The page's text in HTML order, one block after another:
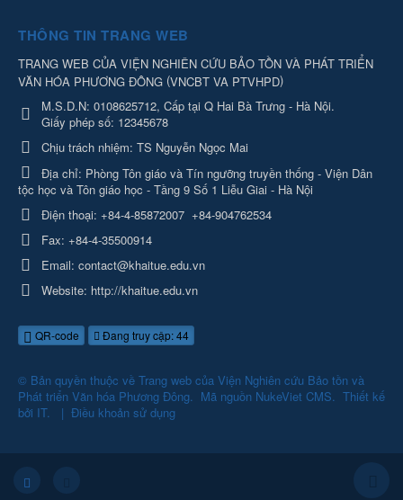
THÔNG TIN TRANG WEB
TRANG WEB CỦA VIỆN NGHIÊN CỨU BẢO TỒN VÀ PHÁT TRIỂN
VĂN HÓA PHƯƠNG ĐÔNG (VNCBT VA PTVHPD)
M.S.D.N: 0108625712, Cấp tại Q Hai Bà Trưng - Hà Nội.
Giấy phép số: 12345678
Chịu trách nhiệm: TS Nguyễn Ngọc Mai
Địa chỉ: Phòng Tôn giáo và Tín ngưỡng truyền thống - Viện Dân
tộc học và Tôn giáo học - Tầng 9 Số 1 Liễu Giai - Hà Nội
Điện thoại: +84-4-85872007 +84-904762534
Fax: +84-4-35500914
Email: contact@khaitue.edu.vn
Website: http://khaitue.edu.vn
QR-code Đang truy cập: 44
© Bản quyền thuộc về Trang web của Viện Nghiên cứu Bảo tồn và
Phát triển Văn hóa Phương Đông. Mã nguồn NukeViet CMS. Thiết kế
bởi IT. | Điều khoản sử dụng